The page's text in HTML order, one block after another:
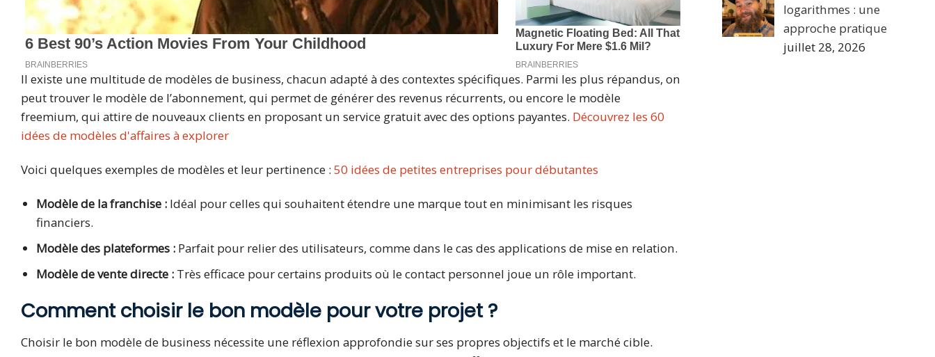
Il existe une multitude de modèles de business, chacun adapté à des contextes spécifiques. Parmi les plus répandus, on
peut trouver le modèle de l’abonnement, qui permet de générer des revenus récurrents, ou encore le modèle
freemium, qui attire de nouveaux clients en proposant un service gratuit avec des options payantes. Découvrez les 60
idées de modèles d'affaires à explorer
Voici quelques exemples de modèles et leur pertinence : 50 idées de petites entreprises pour débutantes
Modèle de la franchise : Idéal pour celles qui souhaitent étendre une marque tout en minimisant les risques
financiers.
Modèle des plateformes : Parfait pour relier des utilisateurs, comme dans le cas des applications de mise en relation.
Modèle de vente directe : Très efficace pour certains produits où le contact personnel joue un rôle important.
Comment choisir le bon modèle pour votre projet ?
Choisir le bon modèle de business nécessite une réflexion approfondie sur ses propres objectifs et le marché cible.
logarithmes : une
approche pratique
juillet 28, 2026